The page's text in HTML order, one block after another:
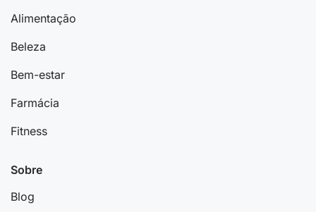
Alimentação
Beleza
Bem-estar
Farmácia
Fitness
Sobre
Blog